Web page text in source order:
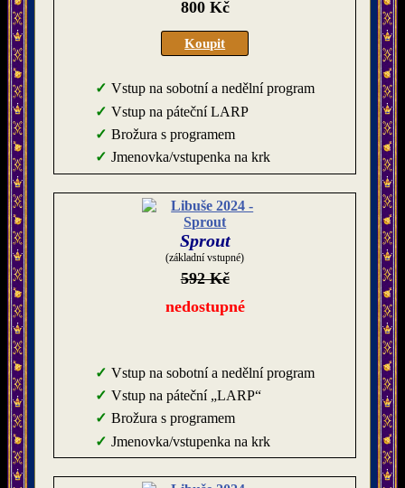
800 Kč
Koupit
Vstup na sobotní a nedělní program
Vstup na páteční LARP
Brožura s programem
Jmenovka/vstupenka na krk
Sprout
(základní vstupné)
592 Kč
nedostupné
Vstup na sobotní a nedělní program
Vstup na páteční „LARP“
Brožura s programem
Jmenovka/vstupenka na krk